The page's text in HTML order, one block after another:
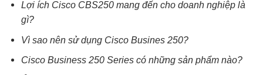
Lợi ích Cisco CBS250 mang đến cho doanh nghiệp là
gì?
Vì sao nên sử dụng Cisco Busines 250?
Cisco Business 250 Series có những sản phẩm nào?